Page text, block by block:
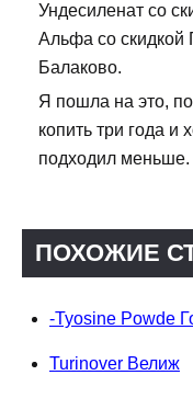
Ундесиленат со
Альфа со скидкой
Балаково.
Я пошла на это,
копить три года
подходил меньше.
ПОХОЖИЕ
-Tyosine Powde
Turinover Велиж